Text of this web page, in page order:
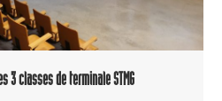
3 classes de terminale STMG